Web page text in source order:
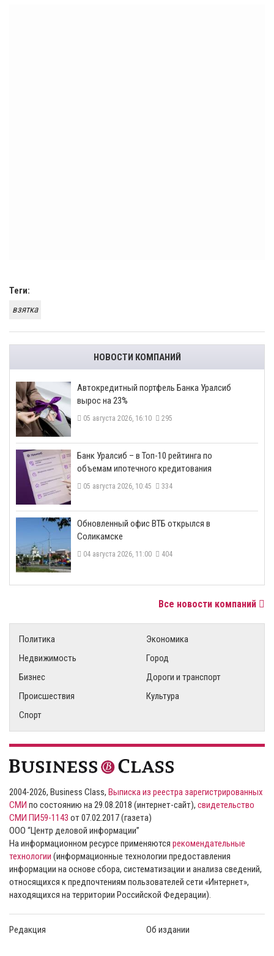
Теги:
взятка
НОВОСТИ КОМПАНИЙ
​Автокредитный портфель Банка Уралсиб
вырос на 23%
05 августа 2026, 16:10 295
​Банк Уралсиб – в Топ-10 рейтинга по
объемам ипотечного кредитования
05 августа 2026, 10:45 334
​Обновленный офис ВТБ открылся в
Соликамске
04 августа 2026, 11:00 404
Все новости компаний
Политика
Экономика
Недвижимость
Город
Бизнес
Дороги и транспорт
Происшествия
Культура
Спорт
2004-2026, Business Class, Выписка из реестра зарегистрированных
СМИ по состоянию на 29.08.2018 (интернет-сайт), свидетельство
СМИ ПИ59-1143 от 07.02.2017 (газета)
ООО “Центр деловой информации”
На информационном ресурсе применяются рекомендательные
технологии (информационные технологии предоставления
информации на основе сбора, систематизации и анализа сведений,
относящихся к предпочтениям пользователей сети «Интернет»,
находящихся на территории Российской Федерации).
Редакция Об издании